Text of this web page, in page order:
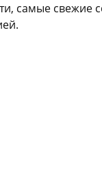
самые свежие